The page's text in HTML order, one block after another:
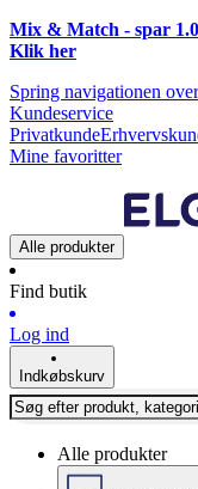
Mix & Match - spar
Klik her
Spring navigationen over
Kundeservice
Privatkunde
Mine favoritter
Alle produkter
Find butik
Log ind
Indkøbskurv
Alle produkter